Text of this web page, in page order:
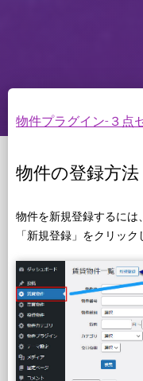
物件プラグイン-３点
物件の登録方法
物件を新規登録するには
「新規登録」をクリック